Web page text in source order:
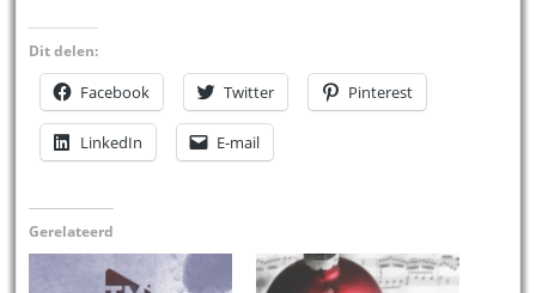
Dit delen:
Facebook Twitter Pinterest
LinkedIn E-mail
Gerelateerd